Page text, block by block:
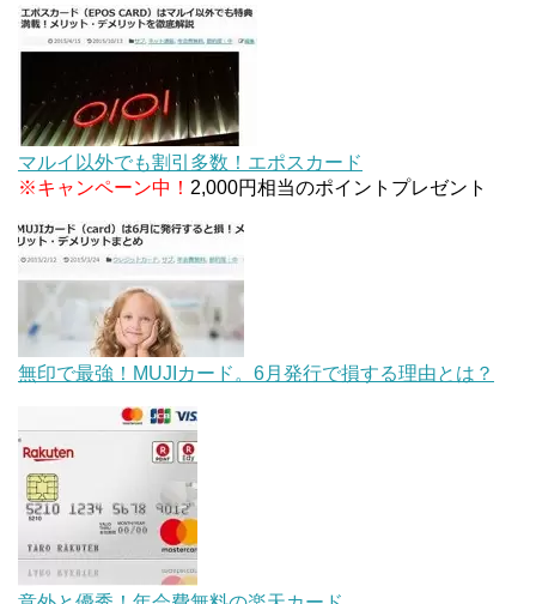
マルイ以外でも割引多数！エポスカード
※キャンペーン中！ 2,000円相当のポイントプレゼント
無印で最強！MUJIカード。6月発行で損する理由とは？